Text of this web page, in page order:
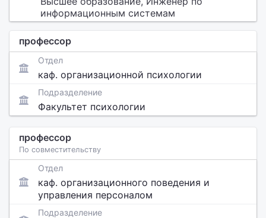
информационным системам
профессор
Отдел
каф. организационной психологии
Подразделение
Факультет психологии
профессор
По совместительству
Отдел
каф. организационного поведения и
управления персоналом
Подразделение